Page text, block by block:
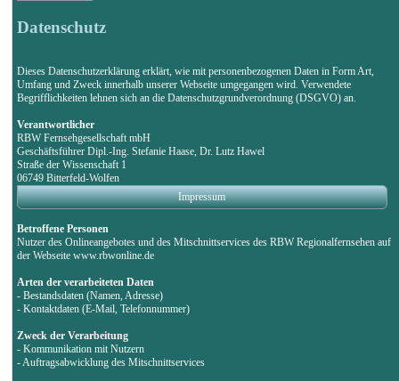
Datenschutz
Dieses Datenschutzerklärung erklärt, wie mit personenbezogenen Daten in Form Art,
Umfang und Zweck innerhalb unserer Webseite umgegangen wird. Verwendete
Begrifflichkeiten lehnen sich an die Datenschutzgrundverordnung (DSGVO) an.
Verantwortlicher
RBW Fernsehgesellschaft mbH
Geschäftsführer Dipl.-Ing. Stefanie Haase, Dr. Lutz Hawel
Straße der Wissenschaft 1
06749 Bitterfeld-Wolfen
Impressum
Betroffene Personen
Nutzer des Onlineangebotes und des Mitschnittservices des RBW Regionalfernsehen auf
der Webseite www.rbwonline.de
Arten der verarbeiteten Daten
- Bestandsdaten (Namen, Adresse)
- Kontaktdaten (E-Mail, Telefonnummer)
Zweck der Verarbeitung
- Kommunikation mit Nutzern
- Auftragsabwicklung des Mitschnittservices